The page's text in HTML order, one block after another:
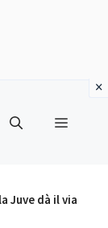
Menu
Juve dà il via